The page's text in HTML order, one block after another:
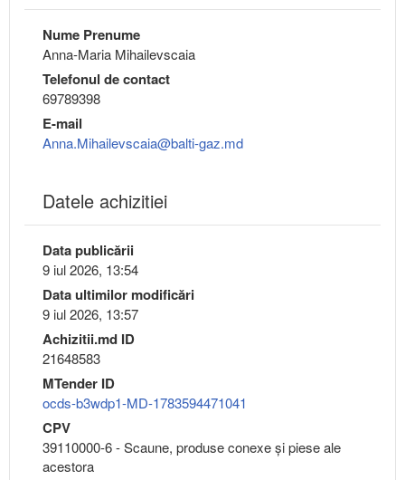
Nume Prenume
Anna-Maria Mihailevscaia
Telefonul de contact
69789398
E-mail
Anna.Mihailevscaia@balti-gaz.md
Datele achizitiei
Data publicării
9 iul 2026, 13:54
Data ultimilor modificări
9 iul 2026, 13:57
Achizitii.md ID
21648583
MTender ID
ocds-b3wdp1-MD-1783594471041
CPV
39110000-6 - Scaune, produse conexe şi piese ale
acestora